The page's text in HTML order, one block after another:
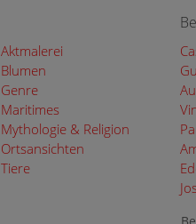
Aktmalerei
Blumen
Genre
Maritimes
Mythologie & Religion
Ortsansichten
Tiere